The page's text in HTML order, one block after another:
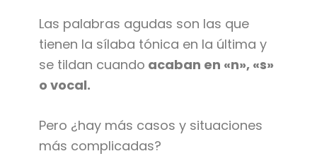
Las palabras agudas son las que
tienen la sílaba tónica en la última y
se tildan cuando acaban en «n», «s»
o vocal.
Pero ¿hay más casos y situaciones
más complicadas?